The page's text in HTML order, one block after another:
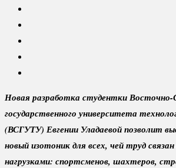
Новая разработка студентки Восточно-
государственного университета
(ВСГУТУ) Евгении Уладаевой позволит
новый изотоник для всех, чей труд
нагрузками: спортсменов, шахтеров,